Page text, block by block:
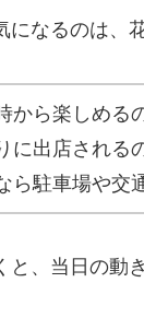
なるのは、
から楽しめる
に出店される
ら駐車場や交
、当日の動